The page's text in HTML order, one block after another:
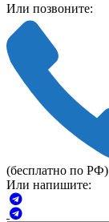
Или позвоните:
(бесплатно по РФ)
Или напишите: